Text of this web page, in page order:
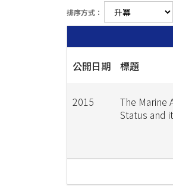
排序方式：
公開日期 標題
2015
The Marine
Status and